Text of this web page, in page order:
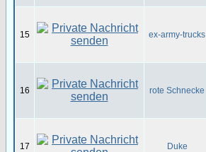
15 ex-army-trucks
16 rote Schnecke
17 Duke